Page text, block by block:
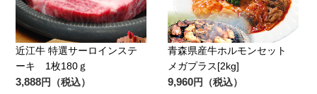
近江牛 特選サーロインステ
ーキ 1枚180ｇ
3,888円（税込）
青森県産牛ホルモンセット
メガプラス[2kg]
9,960円（税込）